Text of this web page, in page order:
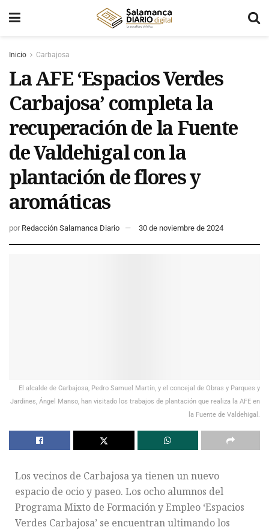
Inicio Carbajosa
La AFE ‘Espacios Verdes
Carbajosa’ completa la
recuperación de la Fuente
de Valdehigal con la
plantación de flores y
aromáticas
por Redacción Salamanca Diario 30 de noviembre de 2024
El alcalde de Carbajosa, Pedro Samuel Martín, y el concejal de Obras y Parques y
Jardines, Ángel Manso, han visitado los trabajos de plantación que realiza la AFE en
la Fuente de Valdehigal.
Los vecinos de Carbajosa ya tienen un nuevo
espacio de ocio y paseo. Los ocho alumnos del
Programa Mixto de Formación y Empleo ‘Espacios
Verdes Carbajosa’ se encuentran ultimando los